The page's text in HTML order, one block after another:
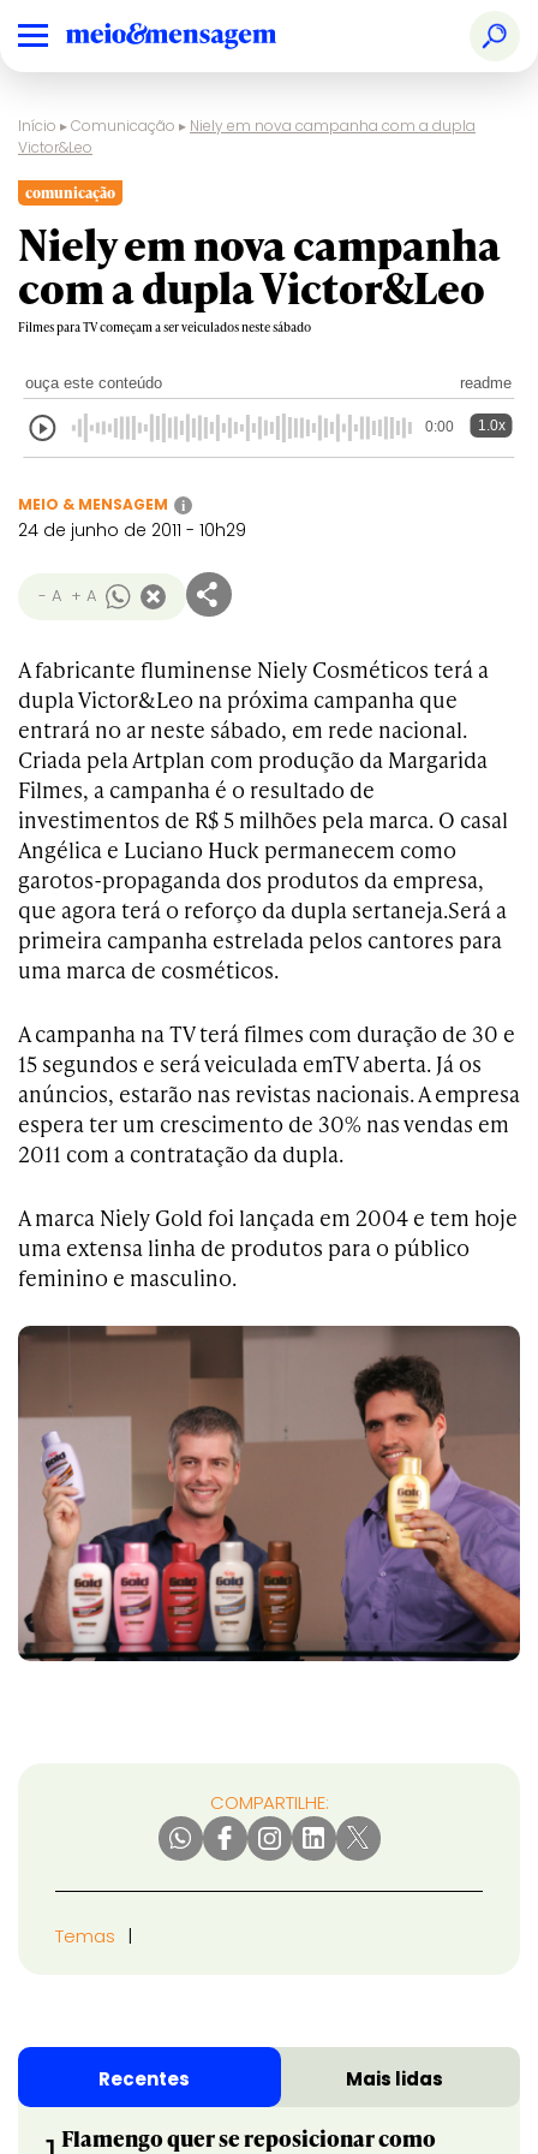
Início ▸Comunicação ▸ Niely em nova campanha com a dupla
Victor&Leo
comunicação
Niely em nova campanha
com a dupla Victor&Leo
Filmes para TV começam a ser veiculados neste sábado
ouça este conteúdo readme
0:00 1.0x
MEIO & MENSAGEM i
24 de junho de 2011 - 10h29
- A + A
A fabricante fluminense Niely Cosméticos terá a
dupla Victor&Leo na próxima campanha que
entrará no ar neste sábado, em rede nacional.
Criada pela Artplan com produção da Margarida
Filmes, a campanha é o resultado de
investimentos de R$ 5 milhões pela marca. O casal
Angélica e Luciano Huck permanecem como
garotos-propaganda dos produtos da empresa,
que agora terá o reforço da dupla sertaneja.Será a
primeira campanha estrelada pelos cantores para
uma marca de cosméticos.
A campanha na TV terá filmes com duração de 30 e
15 segundos e será veiculada emTVaberta. Já os
anúncios, estarão nas revistas nacionais. A empresa
espera ter um crescimento de 30% nas vendas em
2011 com a contratação da dupla.
A marca Niely Gold foi lançada em 2004 e tem hoje
uma extensa linha de produtos para o público
feminino e masculino.
COMPARTILHE:
Temas
Recentes Mais lidas
Flamengo quer se reposicionar como